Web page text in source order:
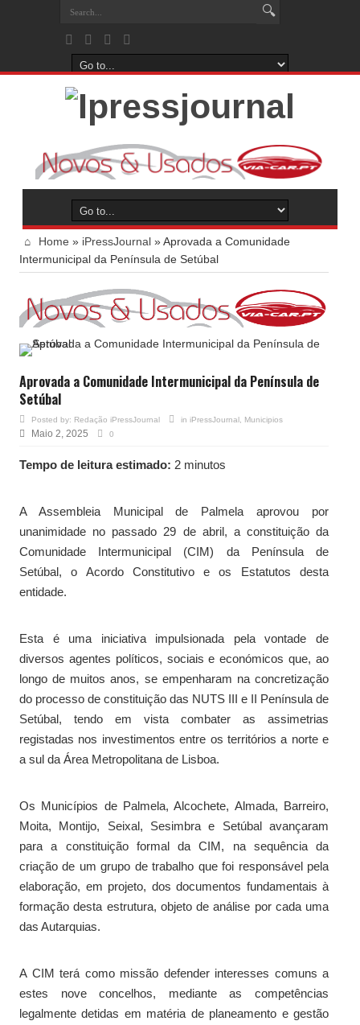
Home » iPressJournal »Aprovada a Comunidade
Intermunicipal da Península de Setúbal
Aprovada a Comunidade Intermunicipal da Península de
Setúbal
Posted by: Redação iPressJournal in iPressJournal Municipios
Maio 2, 2025 0
Tempo de leitura estimado: 2 minutos
A Assembleia Municipal de Palmela aprovou por
unanimidade no passado 29 de abril, a constituição da
Comunidade Intermunicipal (CIM) da Península de
Setúbal, o Acordo Constitutivo e os Estatutos desta
entidade.
Esta é uma iniciativa impulsionada pela vontade de
diversos agentes políticos, sociais e económicos que, ao
longo de muitos anos, se empenharam na concretização
do processo de constituição das NUTS III e II Península de
Setúbal, tendo em vista combater as assimetrias
registadas nos investimentos entre os territórios a norte e
a sul da Área Metropolitana de Lisboa.
Os Municípios de Palmela, Alcochete, Almada, Barreiro,
Moita, Montijo, Seixal, Sesimbra e Setúbal avançaram
para a constituição formal da CIM, na sequência da
criação de um grupo de trabalho que foi responsável pela
elaboração, em projeto, dos documentos fundamentais à
formação desta estrutura, objeto de análise por cada uma
das Autarquias.
A CIM terá como missão defender interesses comuns a
estes nove concelhos, mediante as competências
legalmente detidas em matéria de planeamento e gestão